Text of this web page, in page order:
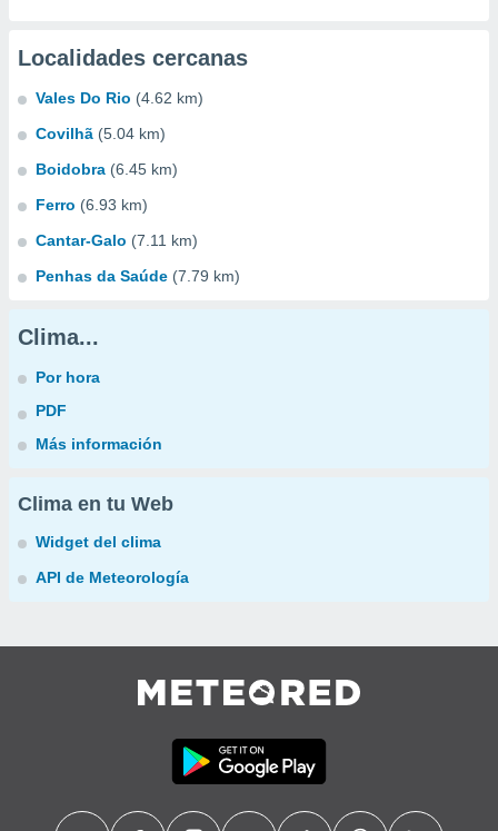
Localidades cercanas
Vales Do Rio (4.62 km)
Covilhã (5.04 km)
Boidobra (6.45 km)
Ferro (6.93 km)
Cantar-Galo (7.11 km)
Penhas da Saúde (7.79 km)
Clima...
Por hora
PDF
Más información
Clima en tu Web
Widget del clima
API de Meteorología